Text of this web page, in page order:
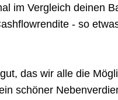
im Vergleich deinen
- so
das wir alle die
schöner